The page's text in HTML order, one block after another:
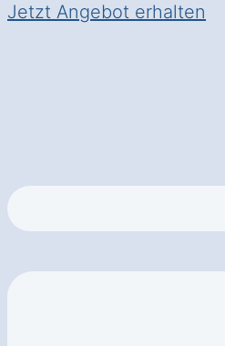
Jetzt Angebot erhalten